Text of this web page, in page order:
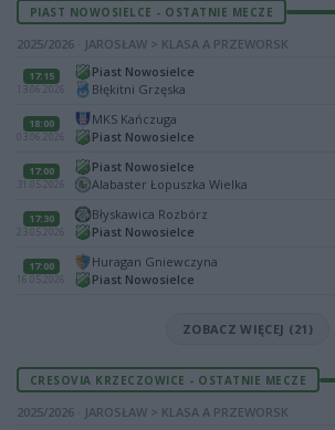
PIAST NOWOSIELCE - OSTATNIE MECZE
2025/2026 · JAROSŁAW > KLASA A PRZEWORSK
17:15
13.06.2026
Piast Nowosielce
Błękitni Grzęska
18:00
03.06.2026
MKS Kańczuga
Piast Nowosielce
17:00
31.05.2026
Piast Nowosielce
Alabaster Łopuszka Wielka
17:30
23.05.2026
Błyskawica Rozbórz
Piast Nowosielce
17:00
16.05.2026
Huragan Gniewczyna
Piast Nowosielce
ZOBACZ WIĘCEJ (21)
CRESOVIA KRZECZOWICE - OSTATNIE MECZE
2025/2026 · JAROSŁAW > KLASA A PRZEWORSK